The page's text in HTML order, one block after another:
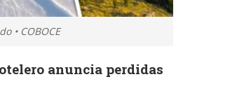
• COBOCE
anuncia perdidas